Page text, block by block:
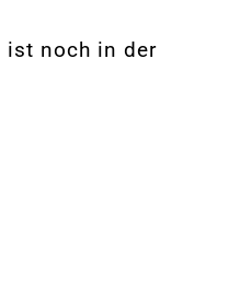
ist noch in der